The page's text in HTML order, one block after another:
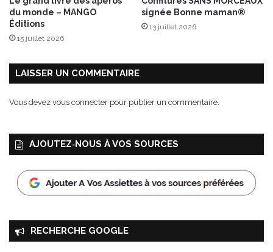
du monde – MANGO
Éditions
15 juillet 2026
signée Bonne maman®
13 juillet 2026
LAISSER UN COMMENTAIRE
Vous devez vous connecter pour publier un commentaire.
AJOUTEZ‑NOUS À VOS SOURCES
RECHERCHE GOOGLE